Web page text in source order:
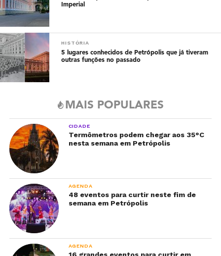
Imperial
HISTÓRIA
5 lugares conhecidos de Petrópolis que já tiveram
outras funções no passado
MAIS POPULARES
CIDADE
Termômetros podem chegar aos 35°C
nesta semana em Petrópolis
AGENDA
48 eventos para curtir neste fim de
semana em Petrópolis
AGENDA